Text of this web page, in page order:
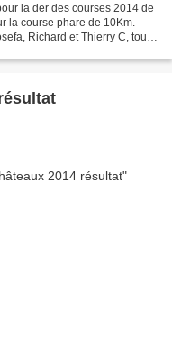
la der des courses 2014 de
la course phare de 10Km.
Richard et Thierry C, tous